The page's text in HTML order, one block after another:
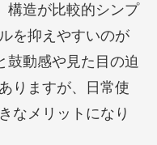
構造が比較的シンプ
を抑えやすいのが
鼓動感や見た目の迫
りますが、日常使
なメリットになり